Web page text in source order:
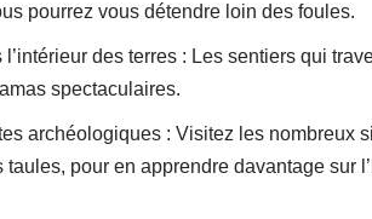
pourrez vous détendre loin des foules.
l’intérieur des terres : Les sentiers qui
spectaculaires.
archéologiques : Visitez les nombreux
taules, pour en apprendre davantage sur